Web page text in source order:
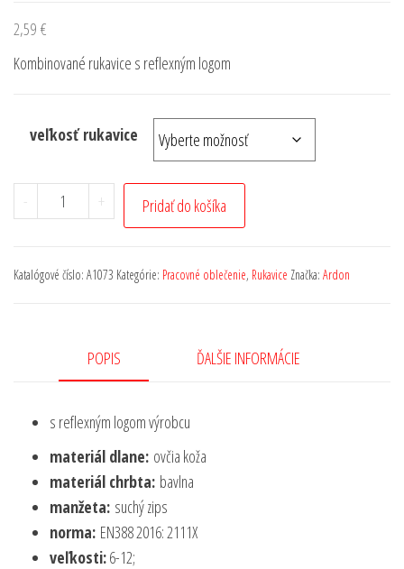
2,59 €
Kombinované rukavice s reflexným logom
veľkosť rukavice
- + Pridať do košíka
Katalógové číslo: A1073 Kategórie: Pracovné oblečenie, Rukavice Značka: Ardon
POPIS ĎALŠIE INFORMÁCIE
s reflexným logom výrobcu
materiál dlane: ovčia koža
materiál chrbta: bavlna
manžeta: suchý zips
norma: EN388 2016: 2111X
veľkosti:6-12;